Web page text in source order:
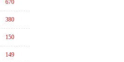
670
380
150
149